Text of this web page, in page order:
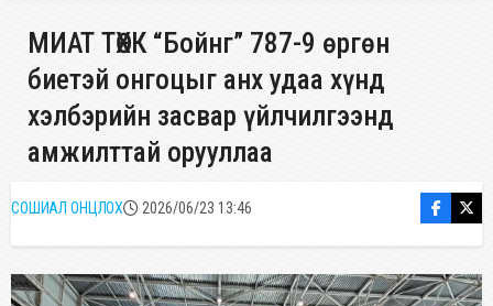
МИАТ ТӨХК “Бойнг” 787-9 өргөн
биетэй онгоцыг анх удаа хүнд
хэлбэрийн засвар үйлчилгээнд
амжилттай орууллаа
СОШИАЛ ОНЦЛОХ 2026/06/23 13:46